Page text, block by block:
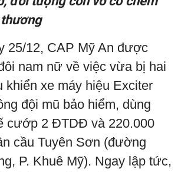
25/12, CAP Mỹ An được
nam nữ về việc vừa bị hai
khiển xe máy hiệu Exciter
đội mũ bảo hiểm, dùng
cướp 2 ĐTDĐ và 220.000
cầu Tuyên Sơn (đường
P. Khuê Mỹ). Ngay lập tức,